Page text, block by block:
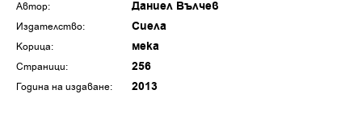
Автор: Даниел Вълчев
Издателство: Сиела
Корица: мека
Страници: 256
Година на издаване: 2013